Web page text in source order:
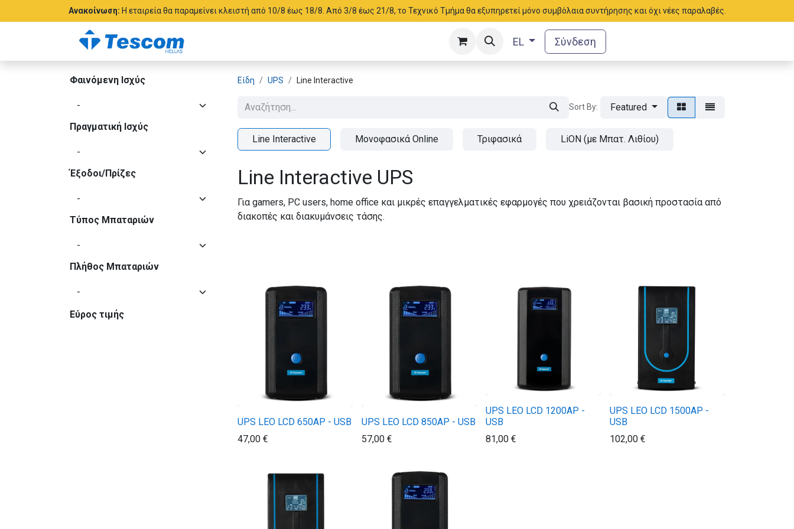
Ανακοίνωση: Η εταιρεία θα παραμείνει κλειστή από 10/8 έως 18/8. Από 3/8 έως 21/8, το Τεχνικό Τμήμα θα εξυπηρετεί μόνο συμβόλαια συντήρησης και όχι νέες παραλαβές.
EL Σύνδεση
Φαινόμενη Ισχύς
Πραγματική Ισχύς
Έξοδοι/Πρίζες
Τύπος Μπαταριών
Πλήθος Μπαταριών
Εύρος τιμής
Είδη UPS Line Interactive
Sort By: Featured
Line Interactive Μονοφασικά Online Τριφασικά LiON (με Μπατ. Λιθίου)
Line Interactive UPS
Για gamers, PC users, home office και μικρές επαγγελματικές εφαρμογές που χρειάζονται βασική προστασία από
διακοπές και διακυμάνσεις τάσης.
UPS LEO LCD 650AP - USB
47,00 €
UPS LEO LCD 850AP - USB
57,00 €
UPS LEO LCD 1200AP -
USB
81,00 €
UPS LEO LCD 1500AP -
USB
102,00 €